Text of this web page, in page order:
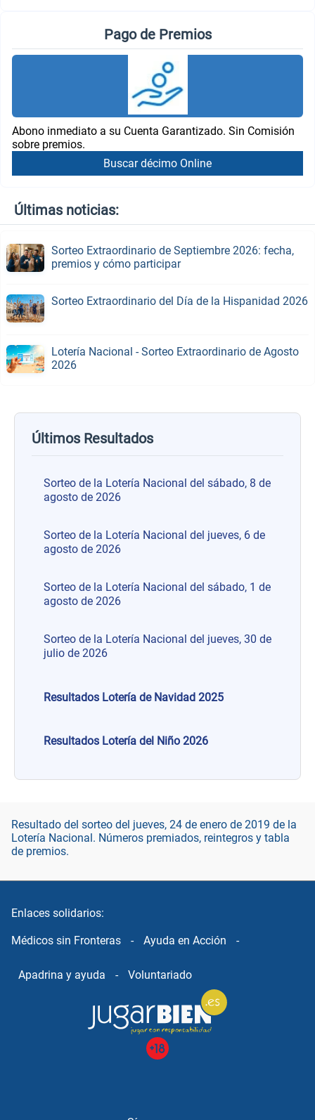
Resultado del sorteo del jueves, 24 de enero de 2019 de la
Lotería Nacional. Números premiados, reintegros y tabla
de premios.
Pago de Premios
Abono inmediato a su Cuenta Garantizado. Sin Comisión
sobre premios.
Buscar décimo Online
Últimas noticias:
Sorteo Extraordinario de Septiembre 2026: fecha,
premios y cómo participar
Sorteo Extraordinario del Día de la Hispanidad 2026
Lotería Nacional - Sorteo Extraordinario de Agosto
2026
Últimos Resultados
Sorteo de la Lotería Nacional del sábado, 8 de
agosto de 2026
Sorteo de la Lotería Nacional del jueves, 6 de
agosto de 2026
Sorteo de la Lotería Nacional del sábado, 1 de
agosto de 2026
Sorteo de la Lotería Nacional del jueves, 30 de
julio de 2026
Resultados Lotería de Navidad 2025
Resultados Lotería del Niño 2026
Enlaces solidarios:
Médicos sin Fronteras - Ayuda en Acción -
Apadrina y ayuda - Voluntariado